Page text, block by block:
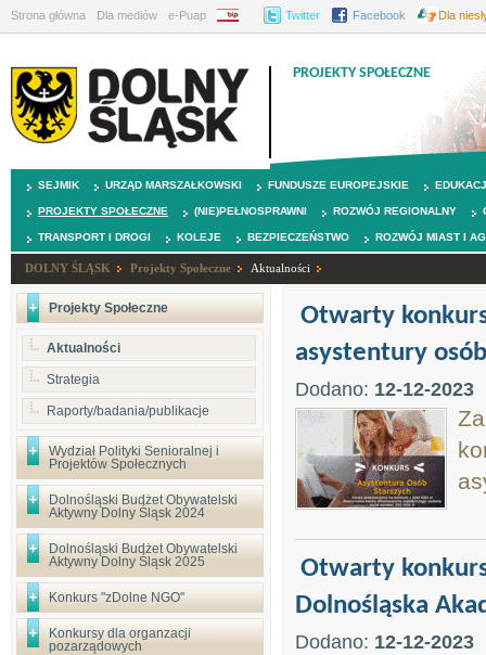
Strona główna Dla mediów e-Puap BIP Twitter Facebook Dla
PROJEKTY SPOŁECZNE
SEJMIK URZĄD MARSZAŁKOWSKI FUNDUSZE EUROPEJSKIE
PROJEKTY SPOŁECZNE (NIE)PEŁNOSPRAWNI ROZWÓJ REGIONALNY
TRANSPORT I DROGI KOLEJE BEZPIECZEŃSTWO ROZWÓJ MIAST I
DOLNY ŚLĄSK Projekty Społeczne Aktualności
Projekty Społeczne
Aktualności
Strategia
Raporty/badania/publikacje
Wydział Polityki Senioralnej i
Projektów Społecznych
Dolnośląski Budżet Obywatelski
Aktywny Dolny Śląsk 2024
Dolnośląski Budżet Obywatelski
Aktywny Dolny Śląsk 2025
Konkurs "zDolne NGO"
Konkursy dla organzacji
pozarządowych
Otwarty
asystentury
Dodano: 12-12-2023
Otwarty
Dolnośląska
Dodano: 12-12-2023